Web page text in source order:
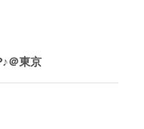
＠東京